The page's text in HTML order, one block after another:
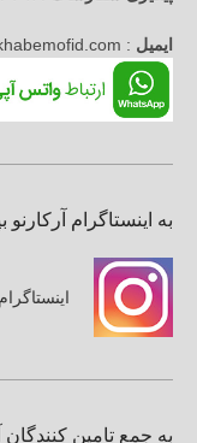
ایمیل : info@entekhabemofid.com
به اینستاگرام آرکارنو
به جمع تامین کنندگان